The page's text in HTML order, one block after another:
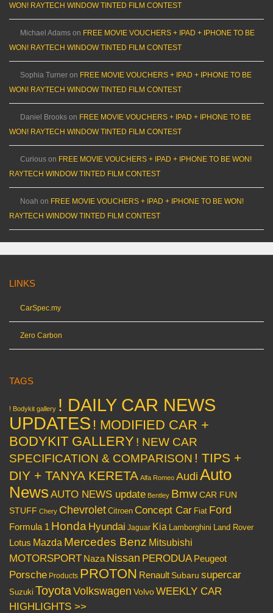
WON! RAYTECH WINDOW TINTED FILM CONTEST
Michael Adams on FREE MOVIE VOUCHERS + IPAD + IPHONE TO BE
WON! RAYTECH WINDOW TINTED FILM CONTEST
Sophia Turner on FREE MOVIE VOUCHERS + IPAD + IPHONE TO BE
WON! RAYTECH WINDOW TINTED FILM CONTEST
Daniel Brooks on FREE MOVIE VOUCHERS + IPAD + IPHONE TO BE
WON! RAYTECH WINDOW TINTED FILM CONTEST
Curious on FREE MOVIE VOUCHERS + IPAD + IPHONE TO BE WON!
RAYTECH WINDOW TINTED FILM CONTEST
Noah on FREE MOVIE VOUCHERS + IPAD + IPHONE TO BE WON!
RAYTECH WINDOW TINTED FILM CONTEST
LINKS
CarSpec.my
Zero Carbon
TAGS
! Bodykit gallery ! DAILY CAR NEWS
UPDATES ! MODIFIED CAR +
BODYKIT GALLERY ! NEW CAR
SPECIFICATION & COMPARISON ! TIPS +
DIY + TANYA KERETA Alfa Romeo Audi Auto
News AUTO NEWS update Bentley BmwCAR FUN
STUFF Chery Chevrolet Citroen Concept Car Fiat Ford
Formula 1 Honda Hyundai Jaguar Kia Lamborghini Land Rover
Lotus Mazda Mercedes Benz Mitsubishi
MOTORSPORT Naza Nissan PERODUA Peugeot
Porsche Products PROTON Renault Subaru supercar
Suzuki ToyotaVolkswagen VolvoWEEKLY CAR
HIGHLIGHTS >>